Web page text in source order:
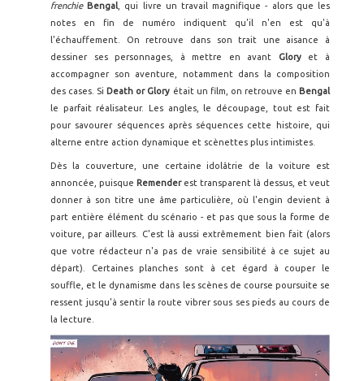
frenchie Bengal , qui livre un travail magnifique - alors que les
notes en fin de numéro indiquent qu'il n'en est qu'à
l'échauffement. On retrouve dans son trait une aisance à
dessiner ses personnages, à mettre en avant Gloryet à
accompagner son aventure, notamment dans la composition
des cases. Si Death or Glory était un film, on retrouve en Bengal
le parfait réalisateur. Les angles, le découpage, tout est fait
pour savourer séquences après séquences cette histoire, qui
alterne entre action dynamique et scènettes plus intimistes.
Dès la couverture, une certaine idolâtrie de la voiture est
annoncée, puisque Remender est transparent là dessus, et veut
donner à son titre une âme particulière, où l'engin devient à
part entière élément du scénario - et pas que sous la forme de
voiture, par ailleurs. C'est là aussi extrêmement bien fait (alors
que votre rédacteur n'a pas de vraie sensibilité à ce sujet au
départ). Certaines planches sont à cet égard à couper le
souffle, et le dynamisme dans les scènes de course poursuite se
ressent jusqu'à sentir la route vibrer sous ses pieds au cours de
la lecture.